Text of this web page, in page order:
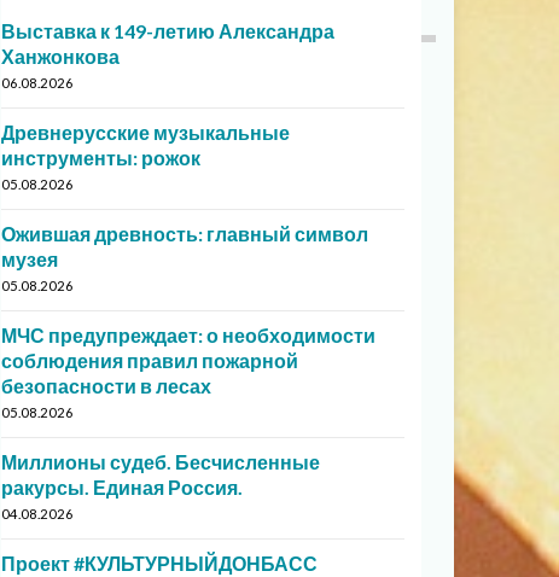
Выставка к 149-летию Александра
Ханжонкова
06.08.2026
Древнерусские музыкальные
инструменты: рожок
05.08.2026
Ожившая древность: главный символ
музея
05.08.2026
МЧС предупреждает: о необходимости
соблюдения правил пожарной
безопасности в лесах
05.08.2026
Миллионы судеб. Бесчисленные
ракурсы. Единая Россия.
04.08.2026
Проект #КУЛЬТУРНЫЙДОНБАСС